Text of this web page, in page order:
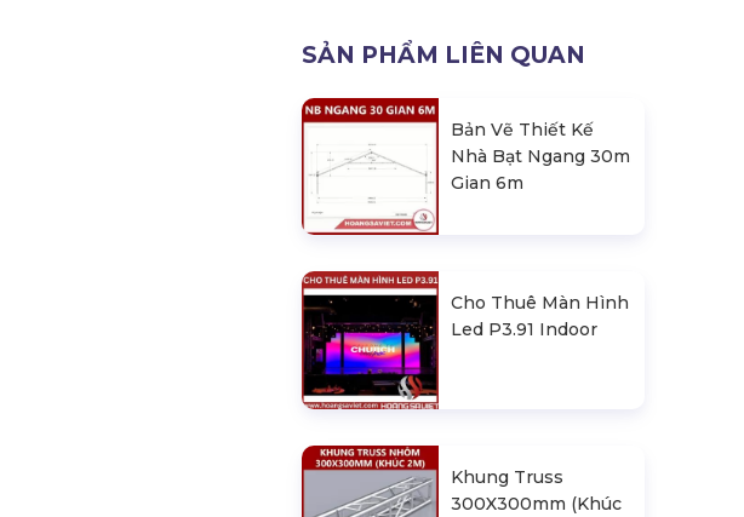
SẢN PHẨM LIÊN QUAN
Bản Vẽ Thiết Kế
Nhà Bạt Ngang 30m
Gian 6m
Cho Thuê Màn Hình
Led P3.91 Indoor
Khung Truss
300X300mm (Khúc